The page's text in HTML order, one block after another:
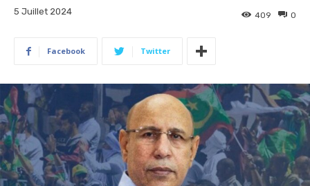
5 Juillet 2024 0
409
Facebook Twitter